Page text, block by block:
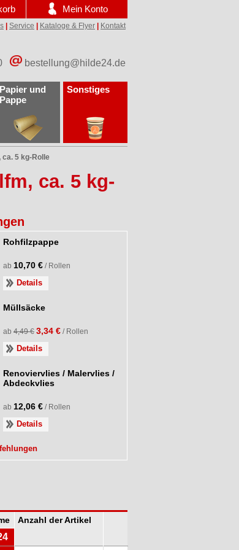
Service Kataloge & Flyer Kontakt
0 bestellung@hilde24.de
Mein Konto
Papier und
Pappe
Sonstiges
ca. 5 kg-Rolle
ca. 5 kg-
Rohfilzpappe
ab 10,70 € / Rollen
Details
Müllsäcke
ab 4,49 € 3,34 € / Rollen
Details
Renoviervlies / Malervlies /
Abdeckvlies
ab 12,06 € / Rollen
Details
Anzahl der Artikel